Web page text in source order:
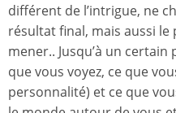
différent de l’intrigue, ne
résultat final, mais aussi
mener.. Jusqu’à un
que vous voyez, ce que
personnalité) et ce que